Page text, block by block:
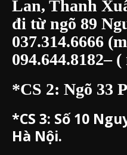
Lan, Thanh
đi từ ngõ 89
037.314.6666
094.644.8182– (
*CS 2: Ngõ 33
*CS 3: Số 10
Hà Nội.